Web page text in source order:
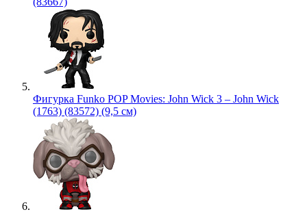
Фигурка Funko POP Movies: John Wick 3 – John Wick
(1763) (83572) (9,5 см)